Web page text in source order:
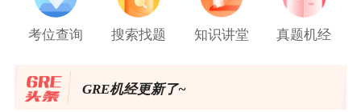
考位查询 搜索找题 知识讲堂 真题机经
​雷哥GRE精准冲分课学员黄同学 出分
GRE机经更新了~